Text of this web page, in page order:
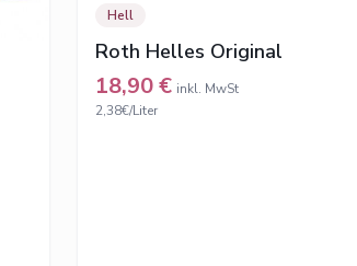
Hell
Roth Helles Original
18,90€ inkl. MwSt
2,38€/Liter